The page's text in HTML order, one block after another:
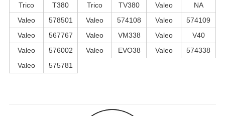
Trico
T380 Trico TV380 Valeo
NA
Valeo
578501 Valeo 574108 Valeo
574109
Valeo
567767 Valeo VM338 Valeo
V40
Valeo
576002 Valeo EVO38 Valeo
574338
Valeo
575781